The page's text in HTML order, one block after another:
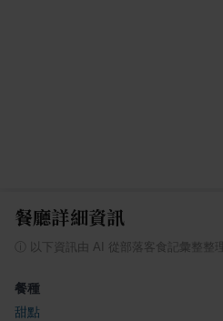
餐廳詳細資訊
以下資訊由 AI 從部落客食記彙整整理
餐種
甜點